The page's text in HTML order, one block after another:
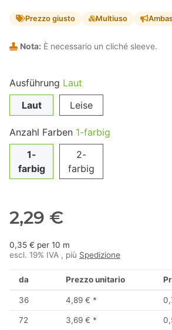
Prezzo giusto Multiuso
Nota: È necessario un cliché sleeve.
Ausführung Laut
Laut
Leise
Anzahl Farben 1-farbig
1-
farbig
2-
farbig
2,29 €
0,35 € per 10 m
escl. 19% IVA , più Spedizione
da Prezzo unitario
36 4,89 € *
72 3,69 € *